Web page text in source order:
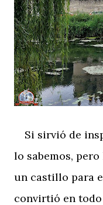
Si sirvió de
lo sabemos, pero
un castillo para
convirtió en